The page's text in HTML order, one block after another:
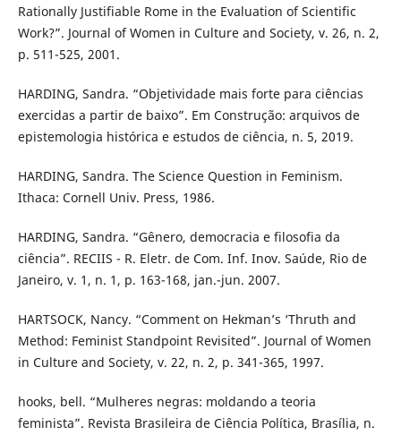
Rationally Justifiable Rome in the Evaluation of Scientific
Work?”. Journal of Women in Culture and Society, v. 26, n. 2,
p. 511-525, 2001.
HARDING, Sandra. “Objetividade mais forte para ciências
exercidas a partir de baixo”. Em Construção: arquivos de
epistemologia histórica e estudos de ciência, n. 5, 2019.
HARDING, Sandra. The Science Question in Feminism.
Ithaca: Cornell Univ. Press, 1986.
HARDING, Sandra. “Gênero, democracia e filosofia da
ciência”. RECIIS - R. Eletr. de Com. Inf. Inov. Saúde, Rio de
Janeiro, v. 1, n. 1, p. 163-168, jan.-jun. 2007.
HARTSOCK, Nancy. “Comment on Hekman’s ‘Thruth and
Method: Feminist Standpoint Revisited”. Journal of Women
in Culture and Society, v. 22, n. 2, p. 341-365, 1997.
hooks, bell. “Mulheres negras: moldando a teoria
feminista”. Revista Brasileira de Ciência Política, Brasília, n.